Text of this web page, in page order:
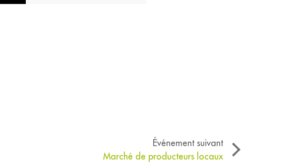
Événement suivant
Marché de producteurs locaux